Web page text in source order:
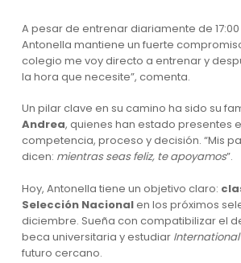
A pesar de entrenar diariamente de
Antonella mantiene un fuerte
colegio me voy directo a entrenar y
la hora que necesite”, comenta.
Un pilar clave en su camino ha sido su
Andrea, quienes han estado presentes
competencia, proceso y decisión. “Mis
dicen: mientras seas feliz, te apoyamos”.
Hoy, Antonella tiene un objetivo claro:
Selección Nacionalen los próximos
diciembre. Sueña con compatibilizar el
beca universitaria y estudiar International
futuro cercano.